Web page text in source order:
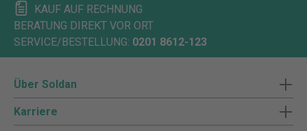
KAUF AUF RECHNUNG
BERATUNG DIREKT VOR ORT
SERVICE/BESTELLUNG: 0201 8612-123
Über Soldan
Karriere